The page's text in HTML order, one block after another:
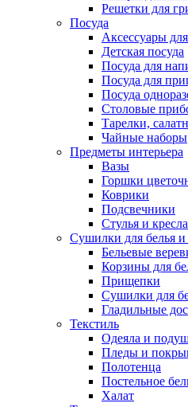
Решетки для
Посуда
Аксессуары
Детская посуда
Посуда для
Посуда для
Посуда
Столовые
Тарелки,
Чайные наборы
Предметы интерьера
Вазы
Горшки
Коврики
Подсвечники
Стулья и кресла
Сушилки для белья и
Бельевые
Корзины для
Прищепки
Сушилки для
Гладильные
Текстиль
Одеяла и
Пледы и
Полотенца
Постельное
Халат